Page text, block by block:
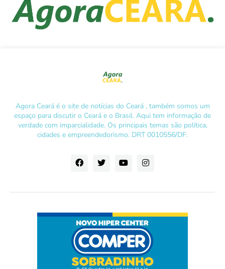
Agora Ceará é o site de notícias do Ceará , também somos um
espaço para discutir o Ceará e o Brasil. Aqui tem informação de
verdade com imparcialidade. Os principais temas são política,
cidades e empreendedorismo. DRT 0010556/DF.